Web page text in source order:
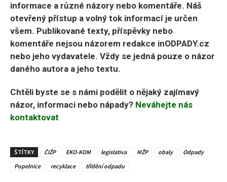
informace a různé názory nebo komentáře. Náš
otevřený přístup a volný tok informací je určen
všem. Publikované texty, příspěvky nebo
komentáře nejsou názorem redakce inODPADY.cz
nebo jeho vydavatele. Vždy se jedná pouze o názor
daného autora a jeho textu.
Chtěli byste se s námi podělit o nějaký zajímavý
názor, informaci nebo nápady? Neváhejte nás
kontaktovat
ŠTÍTKY ČIŽP EKO-KOM legislativa MŽP obaly
Odpady
Popelnice
recyklace třídění odpadu